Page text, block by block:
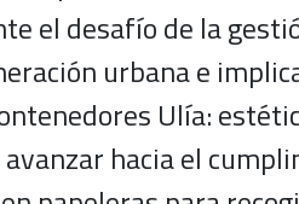
el desafío de la
urbana e
Ulía:
avanzar hacia el